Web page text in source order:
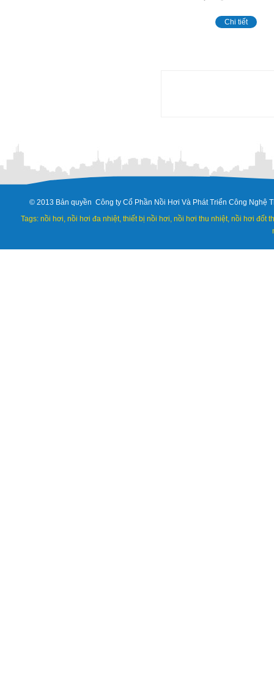
Chi tiết
© 2013 Bản quyền Công ty Cổ Phần Nồi Hơi Và Phát Triển Công
Tags: nồi hơi, nồi hơi đa nhiệt, thiết bị nồi hơi, nồi hơi thu nhiệt, nồi hơi đốt